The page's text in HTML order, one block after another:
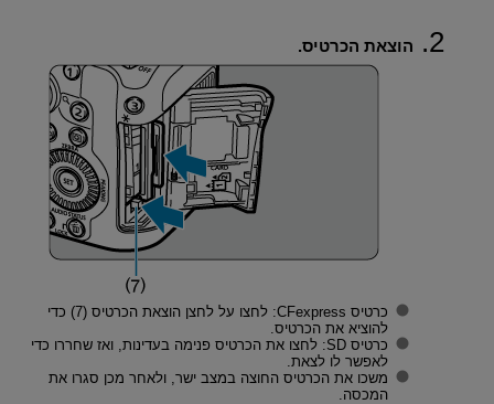
הוצאת הכרטיס.
כרטיס CFexpress: לחצו על לחצן הוצאת הכרטיס (7) כדי
להוציא את הכרטיס.
כרטיס SD: לחצו את הכרטיס פנימה בעדינות, ואז שחררו כדי
לאפשר לו לצאת.
משכו את הכרטיס החוצה במצב ישר, ולאחר מכן סגרו את
המכסה.